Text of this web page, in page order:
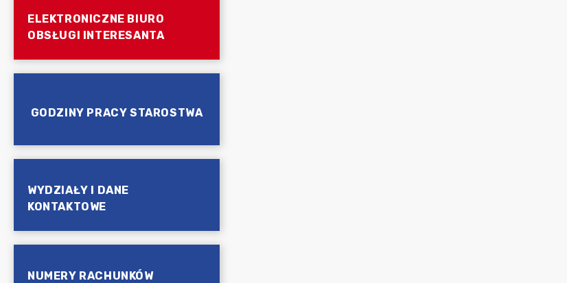
ELEKTRONICZNE BIURO
OBSŁUGI INTERESANTA
GODZINY PRACY STAROSTWA
WYDZIAŁY I DANE
KONTAKTOWE
NUMERY RACHUNKÓW